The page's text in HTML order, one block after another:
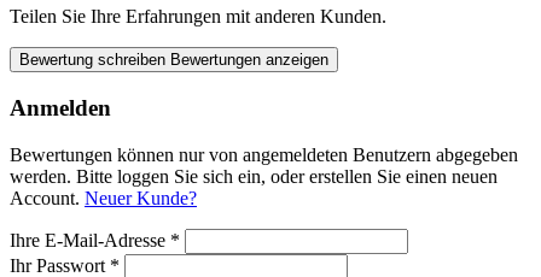
Teilen Sie Ihre Erfahrungen mit anderen Kunden.
Bewertung schreiben Bewertungen anzeigen
Anmelden
Bewertungen können nur von angemeldeten Benutzern abgegeben
werden. Bitte loggen Sie sich ein, oder erstellen Sie einen neuen
Account. Neuer Kunde?
Ihre E-Mail-Adresse *
Ihr Passwort *